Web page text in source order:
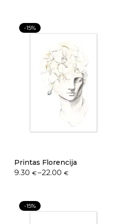
-15%
Printas Florencija
9.30 €–22.00 €
-15%